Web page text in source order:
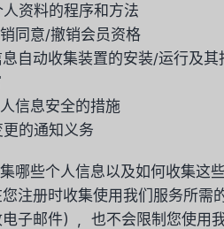
资料的程序和方法
同意/撤销会员资格
息自动收集装置的安装/运行及其
信息安全的措施
的通知义务
哪些个人信息以及如何收集这
注册时收集使用我们服务所需
子邮件），也不会限制您使用